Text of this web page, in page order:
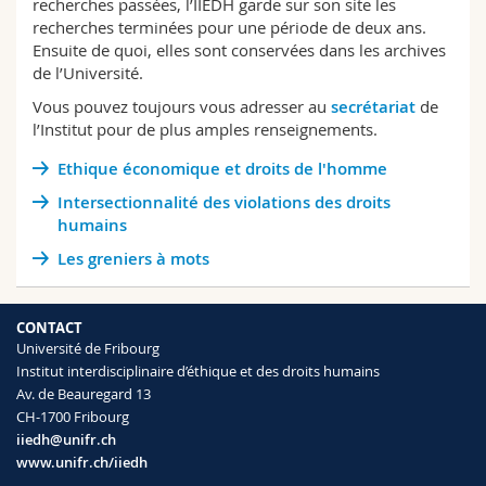
Sciences et médecine
Interfacultaire
Collaborateurs
Doctorants
Webmail
Programme des cours
MyUnifr
recherches passées, l’IIEDH garde sur son site les
recherches terminées pour une période de deux ans.
Ensuite de quoi, elles sont conservées dans les archives
de l’Université.
Vous pouvez toujours vous adresser au secrétariat de
l’Institut pour de plus amples renseignements.
Ethique économique et droits de l'homme
Intersectionnalité des violations des droits
humains
Les greniers à mots
CONTACT
Université de Fribourg
Institut interdisciplinaire d’éthique et des droits humains
Av. de Beauregard 13
CH-1700 Fribourg
iiedh@unifr.ch
www.unifr.ch/iiedh